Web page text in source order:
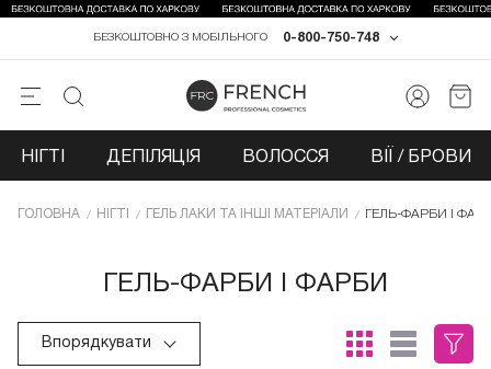
0-800-750-748
БЕЗКОШТОВНО З МОБІЛЬНОГО
НІГТІ ДЕПІЛЯЦІЯ ВОЛОССЯ ВІЇ / БРОВИ
ГОЛОВНА НІГТІ ГЕЛЬ ЛАКИ ТА ІНШІ МАТЕРІАЛИ ГЕЛЬ-ФАРБИ І
ГЕЛЬ-ФАРБИ І ФАРБИ
Впорядкувати